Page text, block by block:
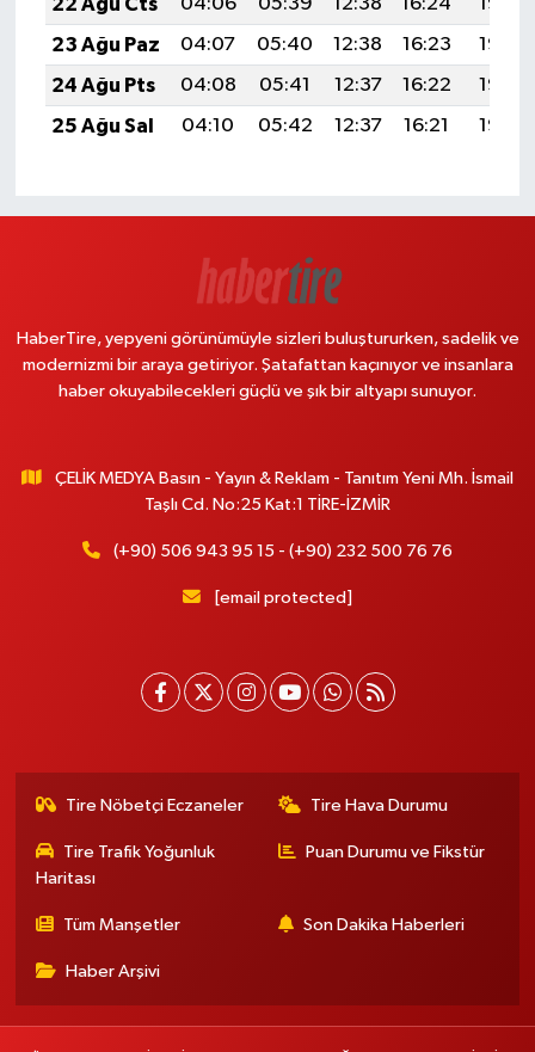
23 Ağu Paz
04:07 05:40 12:38 16:23
19:25
24 Ağu Pts
04:08 05:41 12:37 16:22
19:23
25 Ağu Sal
04:10 05:42 12:37 16:21 19:22
HaberTire, yepyeni görünümüyle sizleri buluştururken, sadelik ve
modernizmi bir araya getiriyor. Şatafattan kaçınıyor ve insanlara
haber okuyabilecekleri güçlü ve şık bir altyapı sunuyor.
ÇELİK MEDYA Basın - Yayın & Reklam - Tanıtım Yeni Mh. İsmail
Taşlı Cd. No:25 Kat:1 TİRE-İZMİR
(+90) 506 943 95 15 - (+90) 232 500 76 76
[email protected]
Tire Nöbetçi Eczaneler Tire Hava Durumu
Tire Trafik Yoğunluk
Haritası
Puan Durumu ve Fikstür
Tüm Manşetler Son Dakika Haberleri
Haber Arşivi